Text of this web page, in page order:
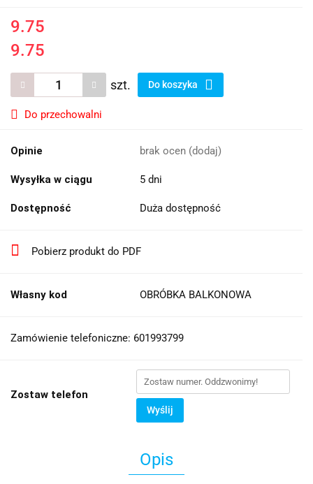
9.75
9.75
szt. Do koszyka
Do przechowalni
Opinie brak ocen (dodaj)
Wysyłka w ciągu 5 dni
Dostępność Duża dostępność
Pobierz produkt do PDF
Własny kod OBRÓBKA BALKONOWA
Zamówienie telefoniczne: 601993799
Zostaw telefon
Wyślij
Opis